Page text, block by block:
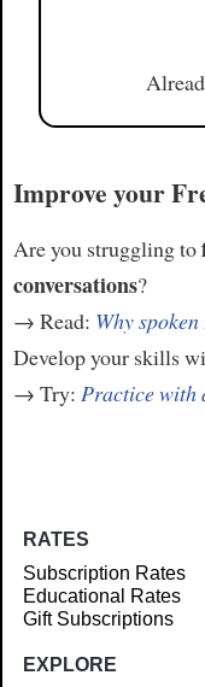
Improve your
Are you struggling to
conversations?
→ Read: Why
Develop your skills
→ Try: Practice with
RATES
Subscription Rates
Educational Rates
Gift Subscriptions
EXPLORE